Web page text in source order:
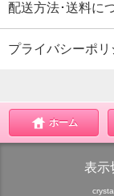
配送方法･送料に
プライバシーポリ
ホーム
表示